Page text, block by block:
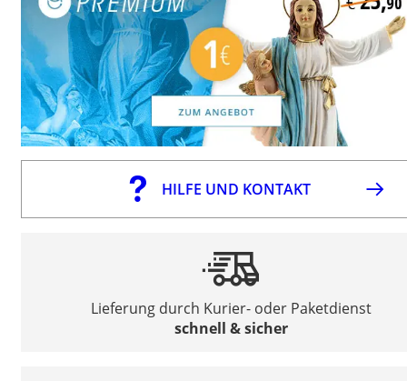
HILFE UND KONTAKT
Lieferung durch Kurier- oder Paketdienst
schnell & sicher